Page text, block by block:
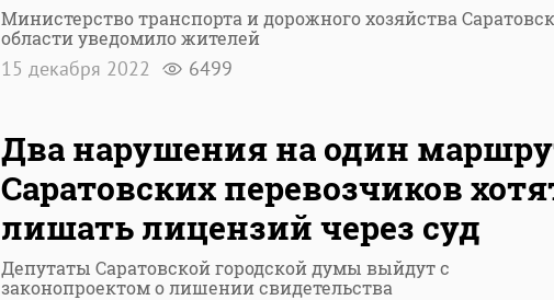
Министерство транспорта и дорожного хозяйства
области уведомило жителей
15 декабря 2022 6499
Два нарушения на один
Саратовских перевозчиков
лишать лицензий через суд
Депутаты Саратовской городской думы выйдут с
законопроектом о лишении свидетельства